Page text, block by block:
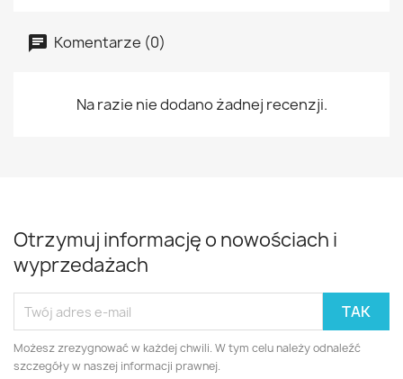
Komentarze (0)
Na razie nie dodano żadnej recenzji.
Otrzymuj informację o nowościach i
wyprzedażach
Możesz zrezygnować w każdej chwili. W tym celu należy odnaleźć
szczegóły w naszej informacji prawnej.